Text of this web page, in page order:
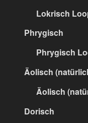
Lokrisch
Phrygisch
Phrygisch
Äolisch
Äolisch
Dorisch